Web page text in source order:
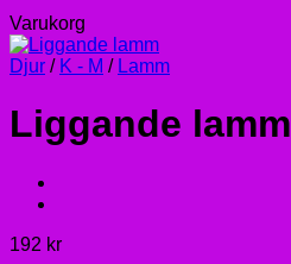
Varukorg
Djur / K - M / Lamm
Liggande lamm
192 kr